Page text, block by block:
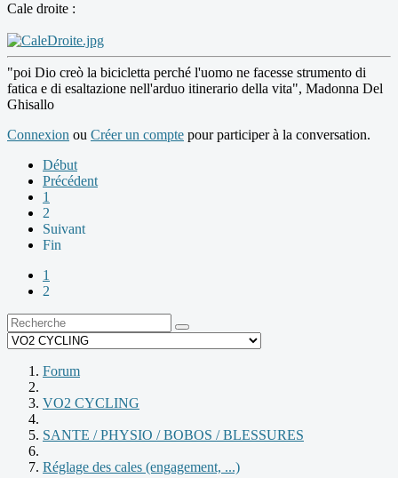
Cale droite :
"poi Dio creò la bicicletta perché l'uomo ne facesse strumento di
fatica e di esaltazione nell'arduo itinerario della vita", Madonna Del
Ghisallo
Connexion ou Créer un compte pour participer à la conversation.
Début
Précédent
1
2
Suivant
Fin
1
2
Forum
VO2 CYCLING
SANTE / PHYSIO / BOBOS / BLESSURES
Réglage des cales (engagement, ...)